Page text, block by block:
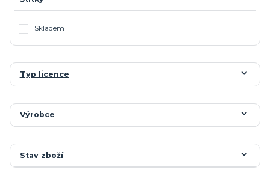
Skladem
Typ licence
Výrobce
Stav zboží